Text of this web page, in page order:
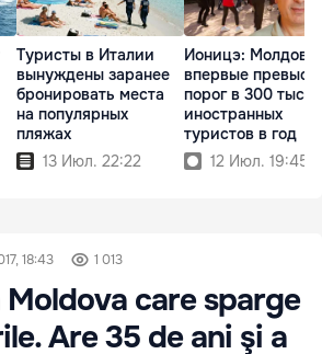
Туристы в Италии
вынуждены заранее
бронировать места
на популярных
пляжах
13 Июл. 22:22
Ионицэ: Молдова
впервые
порог в 300 тысяч
иностранных
туристов в год
12 Июл. 19:45
18:43 1 013
Moldova care sparge
Are 35 de ani şi a